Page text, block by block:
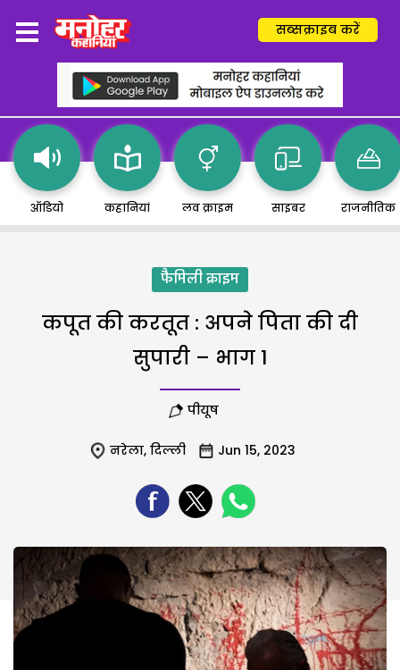
सब्सक्राइब करें
ऑडियो कहानियां लव क्राइम साइबर राजनीतिक
फैमिली क्राइम
कपूत की करतूत : अपने पिता की दी
सुपारी – भाग 1
पीयूष
नरेला, दिल्ली Jun 15, 2023